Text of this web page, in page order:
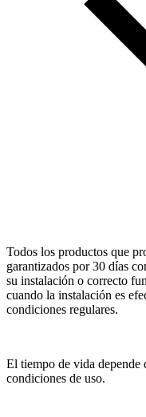
Todos los productos que
garantizados por 30 días
su instalación o correcto
cuando la instalación es
condiciones regulares.
El tiempo de vida depende
condiciones de uso.